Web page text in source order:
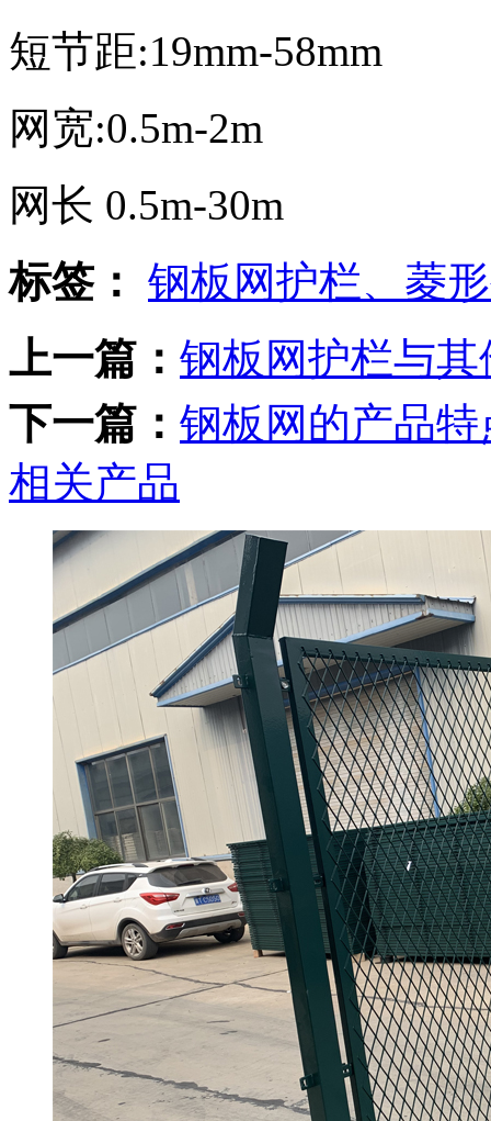
短节距:19mm-58mm
网宽:0.5m-2m
网长 0.5m-30m
标签： 钢板网护栏、菱
上一篇： 钢板网护栏与
下一篇： 钢板网的产品
相关产品